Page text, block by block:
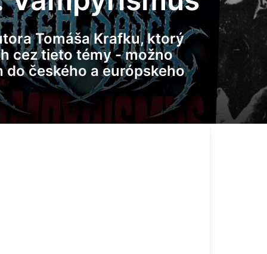
Tomáša Krafku, ktorý
cez tieto témy - možno
českého a európskeho